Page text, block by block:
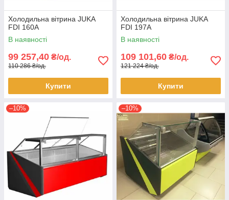
Холодильна вітрина JUKA
FDI 160A
В наявності
99 257,40 ₴/од.
110 286 ₴/од.
Купити
Холодильна вітрина JUKA
FDI 197A
В наявності
109 101,60 ₴/од.
121 224 ₴/од.
Купити
–10% –10%